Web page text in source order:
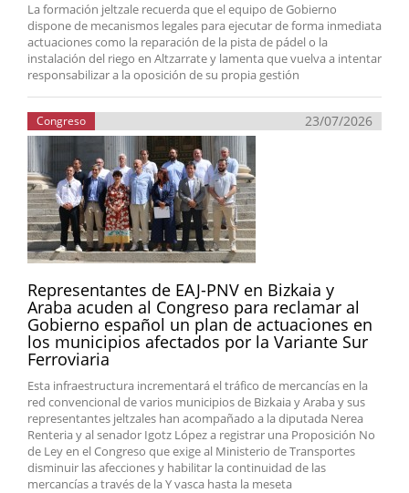
La formación jeltzale recuerda que el equipo de Gobierno
dispone de mecanismos legales para ejecutar de forma inmediata
actuaciones como la reparación de la pista de pádel o la
instalación del riego en Altzarrate y lamenta que vuelva a intentar
responsabilizar a la oposición de su propia gestión
Congreso 23/07/2026
Representantes de EAJ-PNV en Bizkaia y
Araba acuden al Congreso para reclamar al
Gobierno español un plan de actuaciones en
los municipios afectados por la Variante Sur
Ferroviaria
Esta infraestructura incrementará el tráfico de mercancías en la
red convencional de varios municipios de Bizkaia y Araba y sus
representantes jeltzales han acompañado a la diputada Nerea
Renteria y al senador Igotz López a registrar una Proposición No
de Ley en el Congreso que exige al Ministerio de Transportes
disminuir las afecciones y habilitar la continuidad de las
mercancías a través de la Y vasca hasta la meseta